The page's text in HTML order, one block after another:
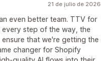
21 de julio de 2026
even better team. TTV for
step of the way, the
that we're getting the
changer for Shopify